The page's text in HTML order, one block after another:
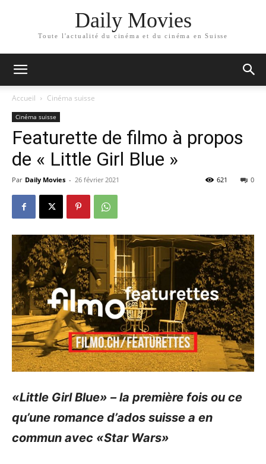
Daily Movies
Toute l'actualité du cinéma et du cinéma en Suisse
Accueil Cinéma suisse
Cinéma suisse
Featurette de filmo à propos
de « Little Girl Blue »
Par Daily Movies - 26 février 2021 0
621
«Little Girl Blue» – la première fois ou ce
qu’une romance d’ados suisse a en
commun avec «Star Wars»